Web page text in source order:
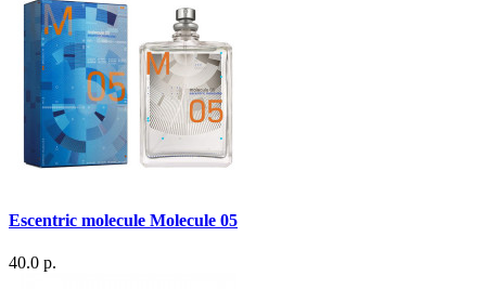
Escentric molecule Molecule 05
40.0 р.